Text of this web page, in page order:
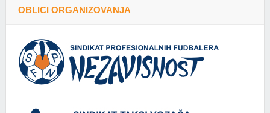
OBLICI ORGANIZOVANJA